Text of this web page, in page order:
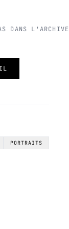
DANS L'ARCHIVE
PORTRAITS